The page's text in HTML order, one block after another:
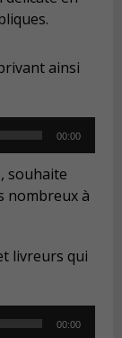
ainsi
00:00
souhaite
nombreux à
livreurs qui
00:00